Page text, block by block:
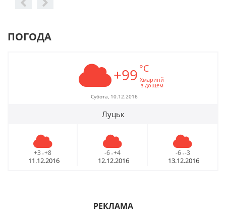
ПОГОДА
+99 °C
Хмаринй
з дощем
Субота, 10.12.2016
Луцьк
+3 - +8
11.12.2016
-6 - +4
12.12.2016
-6 - -3
13.12.2016
РЕКЛАМА